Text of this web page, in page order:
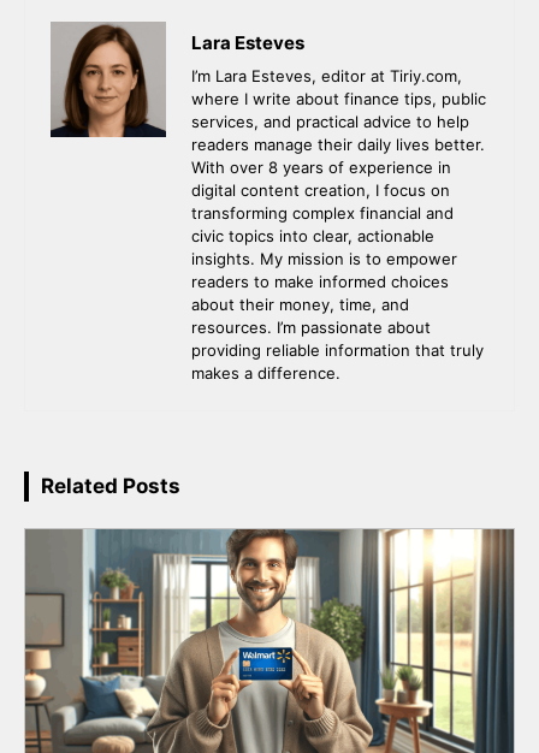
Lara Esteves
I’m Lara Esteves, editor at Tiriy.com,
where I write about finance tips, public
services, and practical advice to help
readers manage their daily lives better.
With over 8 years of experience in
digital content creation, I focus on
transforming complex financial and
civic topics into clear, actionable
insights. My mission is to empower
readers to make informed choices
about their money, time, and
resources. I’m passionate about
providing reliable information that truly
makes a difference.
Related Posts